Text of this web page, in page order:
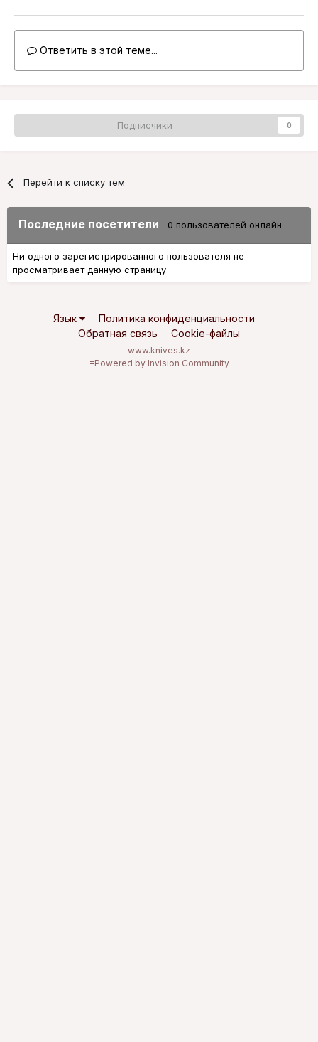
Ответить в этой теме...
Подписчики 0
Перейти к списку тем
Последние посетители 0 пользователей онлайн
Ни одного зарегистрированного пользователя не
просматривает данную страницу
Язык
Политика конфиденциальности
Обратная связь
Cookie-файлы
www.knives.kz
=Powered by Invision Community